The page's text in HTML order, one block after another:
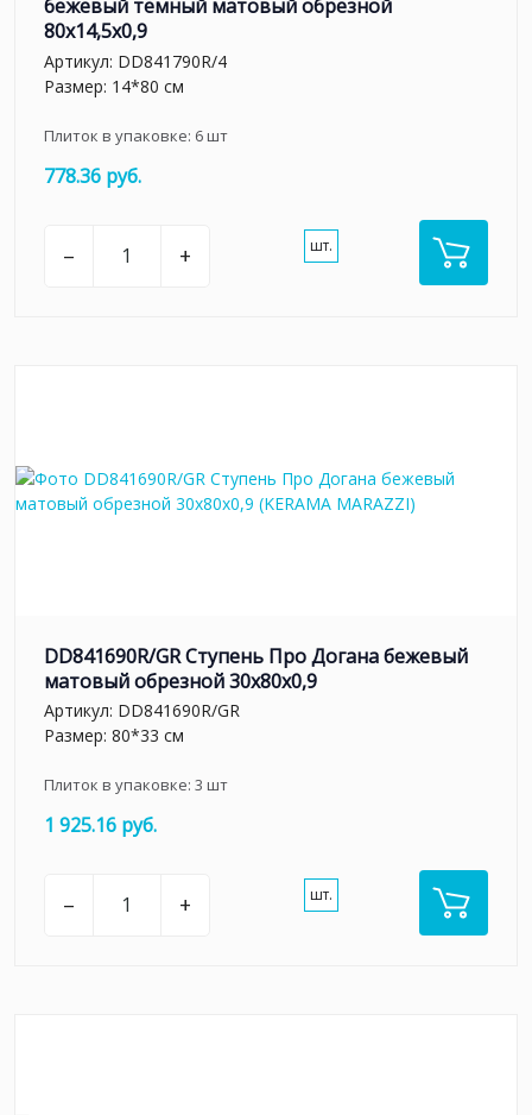
бежевый тёмный матовый обрезной
80x14,5x0,9
Артикул: DD841790R/4
Размер: 14*80 см
Плиток в упаковке: 6шт
778.36 руб.
– + шт.
DD841690R/GR Ступень Про Догана бежевый
матовый обрезной 30x80x0,9
Артикул: DD841690R/GR
Размер: 80*33 см
Плиток в упаковке: 3 шт
1 925.16 руб.
– + шт.